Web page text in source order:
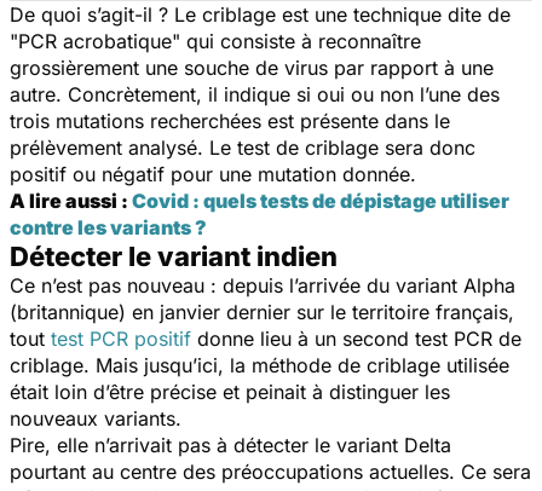
De quoi s’agit-il ? Le criblage est une technique dite de
"PCR acrobatique" qui consiste à reconnaître
grossièrement une souche de virus par rapport à une
autre. Concrètement, il indique si oui ou non l’une des
trois mutations recherchées est présente dans le
prélèvement analysé. Le test de criblage sera donc
positif ou négatif pour une mutation donnée.
A lire aussi : Covid : quels tests de dépistage utiliser
contre les variants ?
Détecter le variant indien
Ce n’est pas nouveau : depuis l’arrivée du variant Alpha
(britannique) en janvier dernier sur le territoire français,
tout test PCR positif donne lieu à un second test PCR de
criblage. Mais jusqu’ici, la méthode de criblage utilisée
était loin d’être précise et peinait à distinguer les
nouveaux variants.
Pire, elle n’arrivait pas à détecter le variant Delta
pourtant au centre des préoccupations actuelles. Ce sera